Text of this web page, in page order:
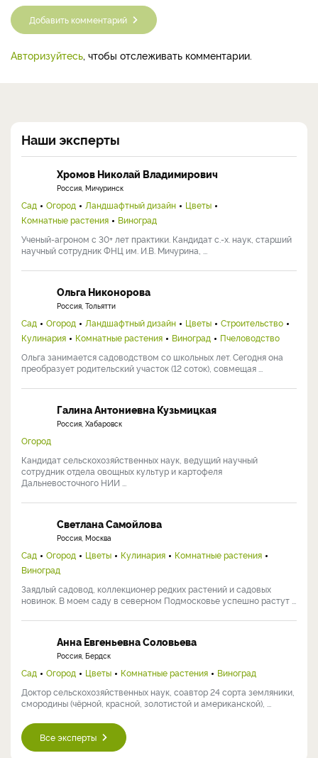
Добавить комментарий
Авторизуйтесь, чтобы отслеживать комментарии.
Наши эксперты
Хромов Николай Владимирович
Россия, Мичуринск
Сад Огород Ландшафтный дизайн
Цветы
Комнатные растения
Виноград
Ученый-агроном с 30+ лет практики. Кандидат с.-х. наук, старший
научный сотрудник ФНЦ им. И.В. Мичурина, ...
Ольга Никонорова
Россия, Тольятти
Сад Огород Ландшафтный дизайн Цветы
Строительство
Кулинария
Комнатные растения Виноград
Пчеловодство
Ольга занимается садоводством со школьных лет. Сегодня она
преобразует родительский участок (12 соток), совмещая ...
Галина Антониевна Кузьмицкая
Россия, Хабаровск
Огород
Кандидат сельскохозяйственных наук, ведущий научный
сотрудник отдела овощных культур и картофеля
Дальневосточного НИИ ...
Светлана Самойлова
Россия, Москва
Сад Огород Цветы Кулинария
Комнатные растения
Виноград
Заядлый садовод, коллекционер редких растений и садовых
новинок. В моем саду в северном Подмосковье успешно растут ...
Анна Евгеньевна Соловьева
Россия, Бердск
Сад Огород Цветы Комнатные растения
Виноград
Доктор сельскохозяйственных наук, соавтор 24 сорта земляники,
смородины (чёрной, красной, золотистой и американской), ...
Все эксперты